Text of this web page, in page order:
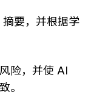
要，并根据学
险，并使 AI
。